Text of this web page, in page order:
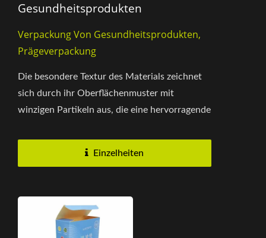
Gesundheitsprodukten
Verpackung Von Gesundheitsprodukten,
Prägeverpackung
Die besondere Textur des Materials zeichnet
sich durch ihr Oberflächenmuster mit
winzigen Partikeln aus, die eine hervorragende
Einzelheiten